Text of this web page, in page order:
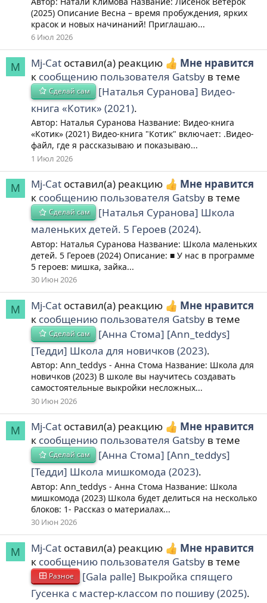
(2025) Описание Весна – время пробуждения, ярких
красок и новых начинаний! Приглашаю...
6 Июл 2026
M Mj-Cat оставил(а) реакцию
Мне нравится
к сообщению пользователя Gatsby в теме
Сделай сам
[Наталья Суранова] Видео-
книга «Котик» (2021).
Автор: Наталья Суранова Название: Видео-книга
«Котик» (2021) Видео-книга "Котик" включает: .Видео-
файл, где я рассказываю и показываю...
1 Июл 2026
M Mj-Cat оставил(а) реакцию
Мне нравится
к сообщению пользователя Gatsby в теме
Сделай сам
[Наталья Суранова] Школа
маленьких детей. 5 Героев (2024).
Автор: Наталья Суранова Название: Школа маленьких
детей. 5 Героев (2024) Описание: ■ У нас в программе
5 героев: мишка, зайка...
30 Июн 2026
M Mj-Cat оставил(а) реакцию
Мне нравится
к сообщению пользователя Gatsby в теме
Сделай сам
[Анна Стома] [Ann_teddys]
[Тедди] Школа для новичков (2023).
Автор: Ann_teddys - Анна Стома Название: Школа для
новичков (2023) В школе вы научитесь создавать
самостоятельные выкройки несложных...
30 Июн 2026
M Mj-Cat оставил(а) реакцию
Мне нравится
к сообщению пользователя Gatsby в теме
Сделай сам
[Анна Стома] [Ann_teddys]
[Тедди] Школа мишкомода (2023).
Автор: Ann_teddys - Анна Стома Название: Школа
мишкомода (2023) Школа будет делиться на несколько
блоков: 1- Рассказ о материалах...
30 Июн 2026
M Mj-Cat оставил(а) реакцию
Мне нравится
к сообщению пользователя Gatsby в теме
Разное
[Gala palle] Выкройка спящего
Гусенка с мастер-классом по пошиву (2025).